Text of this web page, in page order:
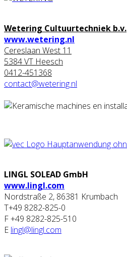
Wetering Cultuurtechniek b.v.
www.wetering.nl
Cereslaan West 11
5384 VT Heesch
0412-451368
contact@wetering.nl
LINGL SOLEAD GmbH
www.lingl.com
Nordstraße 2, 86381 Krumbach
T+49 8282-825-0
F +49 8282-825-510
E lingl@lingl.com